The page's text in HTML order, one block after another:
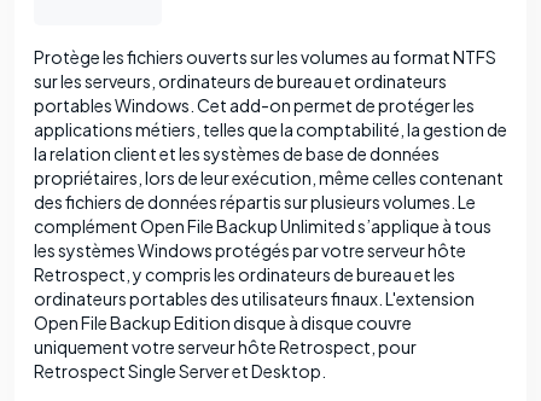
Protège les fichiers ouverts sur les volumes au format NTFS
sur les serveurs, ordinateurs de bureau et ordinateurs
portables Windows. Cet add-on permet de protéger les
applications métiers, telles que la comptabilité, la gestion de
la relation client et les systèmes de base de données
propriétaires, lors de leur exécution, même celles contenant
des fichiers de données répartis sur plusieurs volumes. Le
complément Open File Backup Unlimited s’applique à tous
les systèmes Windows protégés par votre serveur hôte
Retrospect, y compris les ordinateurs de bureau et les
ordinateurs portables des utilisateurs finaux. L'extension
Open File Backup Edition disque à disque couvre
uniquement votre serveur hôte Retrospect, pour
Retrospect Single Server et Desktop.